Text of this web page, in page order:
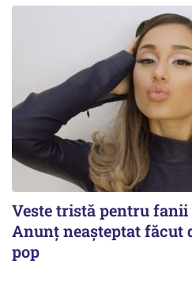
Veste tristă pentru fanii
Anunț neașteptat făcut
pop